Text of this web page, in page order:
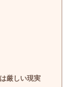
厳しい現実